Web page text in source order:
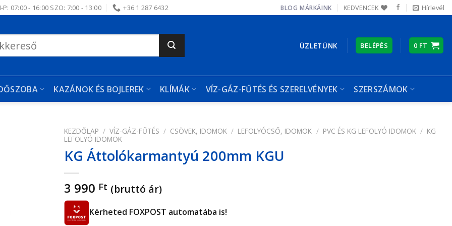
P: 07:00 - 16:00 SZO: 7:00 - 13:00 +36 1 287 6432 BLOG MÁRKÁINK KEDVENCEK Hírlevél
ÜZLETÜNK BELÉPÉS 0 FT
KAZÁNOK ÉS BOJLEREK KLÍMÁK VÍZ-GÁZ-FŰTÉS ÉS SZERELVÉNYEK SZERSZÁMOK
KEZDŐLAP / VÍZ-GÁZ-FŰTÉS / CSÖVEK, IDOMOK / LEFOLYÓCSŐ, IDOMOK / PVC ÉS KG LEFOLYÓ IDOMOK / KG
LEFOLYÓ IDOMOK
KG Áttolókarmantyú 200mm KGU
3 990 Ft (bruttó ár)
Kérheted FOXPOST automatába is!